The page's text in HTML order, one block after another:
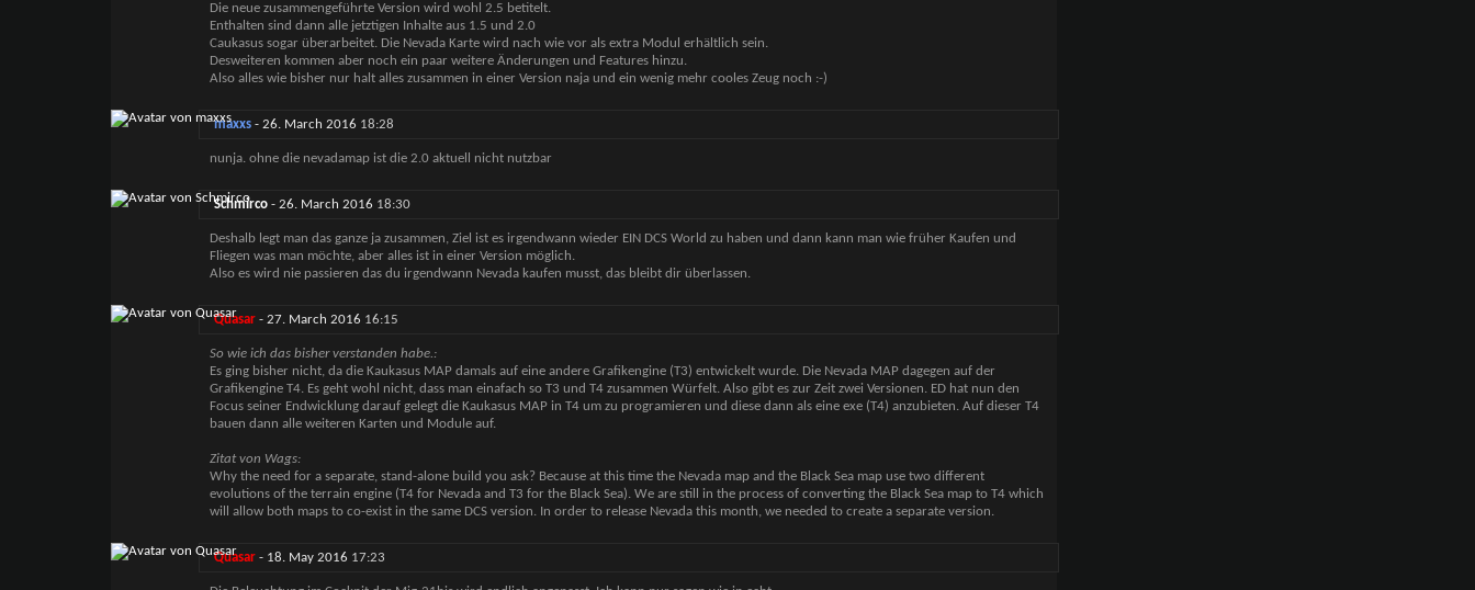
Die neue zusammengeführte Version wird wohl 2.5 betitelt.
Enthalten sind dann alle jetztigen Inhalte aus 1.5 und 2.0
Caukasus sogar überarbeitet. Die Nevada Karte wird nach wie vor als extra Modul erhältlich sein.
Desweiteren kommen aber noch ein paar weitere Änderungen und Features hinzu.
Also alles wie bisher nur halt alles zusammen in einer Version naja und ein wenig mehr cooles Zeug noch :-)
maxxs- 26. March 2016 18:28
nunja. ohne die nevadamap ist die 2.0 aktuell nicht nutzbar
Schmirco- 26. March 2016 18:30
Deshalb legt man das ganze ja zusammen, Ziel ist es irgendwann wieder EIN DCS World zu haben und dann kann man wie früher Kaufen und
Fliegen was man möchte, aber alles ist in einer Version möglich.
Also es wird nie passieren das du irgendwann Nevada kaufen musst, das bleibt dir überlassen.
Quasar- 27. March 2016 16:15
So wie ich das bisher verstanden habe.:
Es ging bisher nicht, da die Kaukasus MAP damals auf eine andere Grafikengine (T3) entwickelt wurde. Die Nevada MAP dagegen auf der
Grafikengine T4. Es geht wohl nicht, dass man einafach so T3 und T4 zusammen Würfelt. Also gibt es zur Zeit zwei Versionen. ED hat nun den
Focus seiner Endwicklung darauf gelegt die Kaukasus MAP in T4 um zu programieren und diese dann als eine exe (T4) anzubieten. Auf dieser T4
bauen dann alle weiteren Karten und Module auf.
Zitat von Wags:
Why the need for a separate, stand-alone build you ask? Because at this time the Nevada map and the Black Sea map use two different
evolutions of the terrain engine (T4 for Nevada and T3 for the Black Sea). We are still in the process of converting the Black Sea map to T4 which
will allow both maps to co-exist in the same DCS version. In order to release Nevada this month, we needed to create a separate version.
Quasar- 18. May 2016 17:23